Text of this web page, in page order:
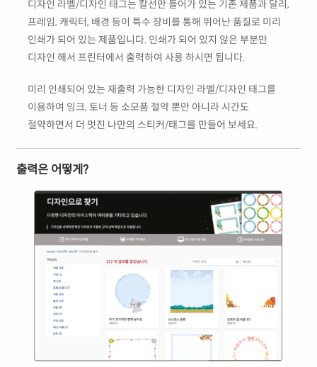
디자인 라벨/디자인 태그는 칼선만 들어가 있는 기존 제품과 달리,
프레임, 캐릭터, 배경 등이 특수 장비를 통해 뛰어난 품질로 미리
인쇄가 되어 있는 제품입니다. 인쇄가 되어 있지 않은 부분만
디자인 해서 프린터에서 출력하여 사용 하시면 됩니다.
미리 인쇄되어 있는 재출력 가능한 디자인 라벨/디자인 태그를
이용하여 잉크, 토너 등 소모품 절약 뿐만 아니라 시간도
절약하면서 더 멋진 나만의 스티커/태그를 만들어 보세요.
출력은 어떻게?